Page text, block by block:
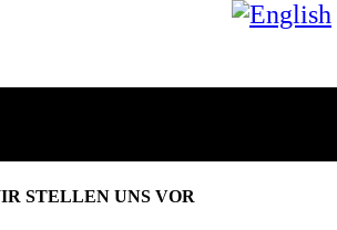
STELLEN UNS VOR